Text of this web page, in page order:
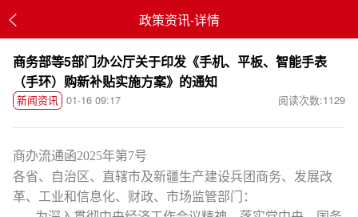
政策资讯-详情
商务部等5部门办公厅关于印发《手机、平板、智能手表
（手环）购新补贴实施方案》的通知
新闻资讯 01-16 09:17 阅读次数:1129
商办流通函2025年第7号
各省、自治区、直辖市及新疆生产建设兵团商务、发展改
革、工业和信息化、财政、市场监管部门：